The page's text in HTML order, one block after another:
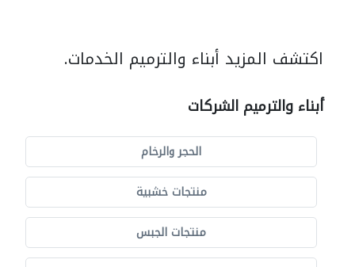
اكتشف المزيد أبناء والترميم الخدمات.
أبناء والترميم الشركات
الحجر والرخام
منتجات خشبية
منتجات الجبس